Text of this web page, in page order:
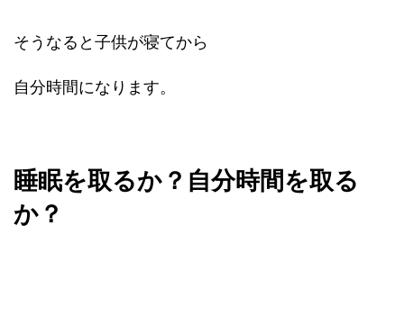
そうなると子供が寝てから
自分時間になります。
睡眠を取るか？自分時間を取る
か？